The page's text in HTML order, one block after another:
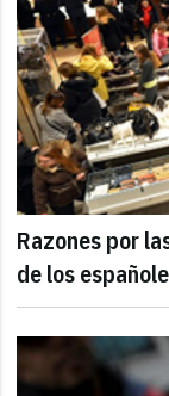
Razones por
de los